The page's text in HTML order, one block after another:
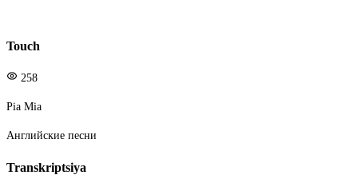
Touch
258
Pia Mia
Английские песни
Transkriptsiya